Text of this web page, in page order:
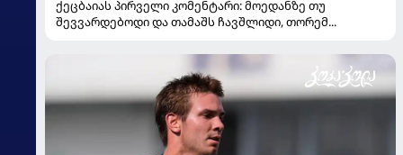
ქეცბაიას პირველი კომენტარი: მოედანზე თუ
შევვარდებოდი და თამაშს ჩავშლიდი, თორემ...